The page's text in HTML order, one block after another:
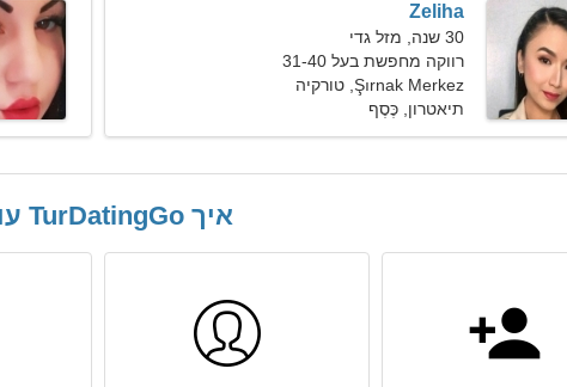
Zeliha
30 שנה, מזל גדי
רווקה מחפשת בעל 31-40
Şırnak Merkez, טורקיה
תיאטרון, כֶּסֶף
איך TurDatingGo עובד